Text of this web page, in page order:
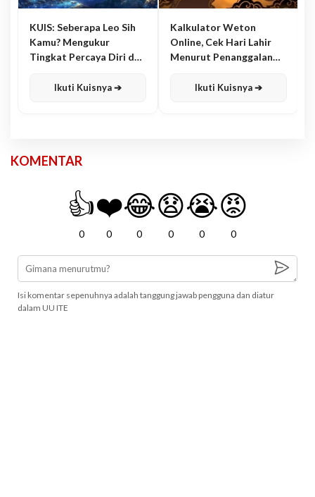
KUIS: Seberapa Leo Sih
Kamu? Mengukur
Tingkat Percaya Diri dan
Ikuti Kuisnya ➔
Kalkulator Weton
Online, Cek Hari Lahir
Menurut Penanggalan
Ikuti Kuisnya ➔
KOMENTAR
👍
0
❤️
0
😂
0
😧
0
😭
0
😡
0
Isi komentar sepenuhnya adalah tanggung jawab pengguna dan diatur
dalam UU ITE